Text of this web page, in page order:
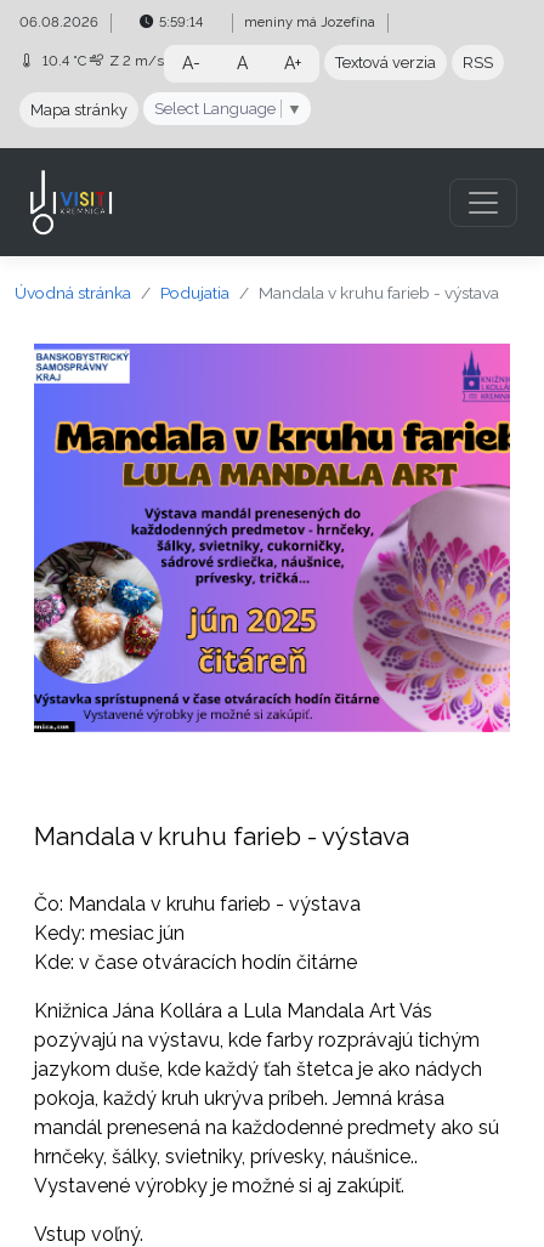
Preskočiť na obsah
Preskočiť na hlavné menu
06.08.2026 5:59:15 meniny má Jozefína
10.4 °C Z 2 m/s A- A A+ Textová verzia RSS
Mapa stránky Select Language ▼
Úvodná stránka Podujatia Mandala v kruhu farieb - výstava
Mandala v kruhu farieb - výstava
Čo: Mandala v kruhu farieb - výstava
Kedy: mesiac jún
Kde: v čase otváracích hodín čitárne
Knižnica Jána Kollára a Lula Mandala Art Vás
pozývajú na výstavu, kde farby rozprávajú tichým
jazykom duše, kde každý ťah štetca je ako nádych
pokoja, každý kruh ukrýva príbeh. Jemná krása
mandál prenesená na každodenné predmety ako sú
hrnčeky, šálky, svietniky, prívesky, náušnice..
Vystavené výrobky je možné si aj zakúpiť.
Vstup voľný.